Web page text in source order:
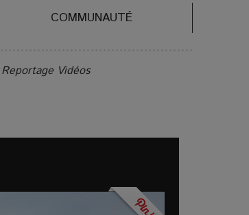
COMMUNAUTÉ
Reportage Vidéos